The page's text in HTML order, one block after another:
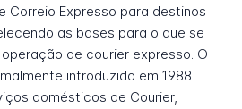
Correio Expresso para destinos
as bases para o que se
de courier expresso. O
introduzido em 1988
domésticos de Courier,